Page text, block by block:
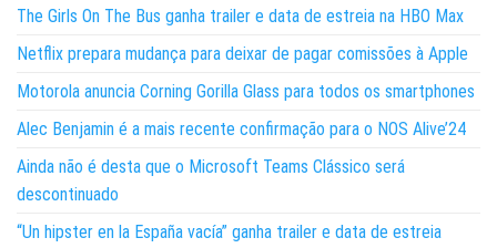
The Girls On The Bus ganha trailer e data de estreia na HBO Max
Netflix prepara mudança para deixar de pagar comissões à Apple
Motorola anuncia Corning Gorilla Glass para todos os smartphones
Alec Benjamin é a mais recente confirmação para o NOS Alive’24
Ainda não é desta que o Microsoft Teams Clássico será
descontinuado
“Un hipster en la España vacía” ganha trailer e data de estreia